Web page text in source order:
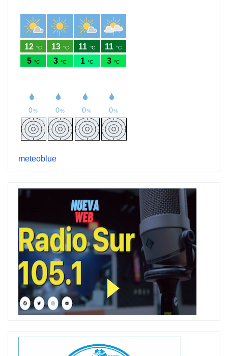
meteoblue